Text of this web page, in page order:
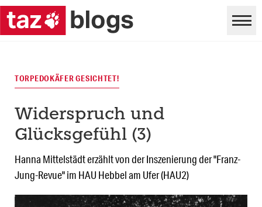
TORPEDOKÄFER GESICHTET!
Widerspruch und
Glücksgefühl (3)
Hanna Mittelstädt erzählt von der Inszenierung der "Franz-
Jung-Revue" im HAU Hebbel am Ufer (HAU2)